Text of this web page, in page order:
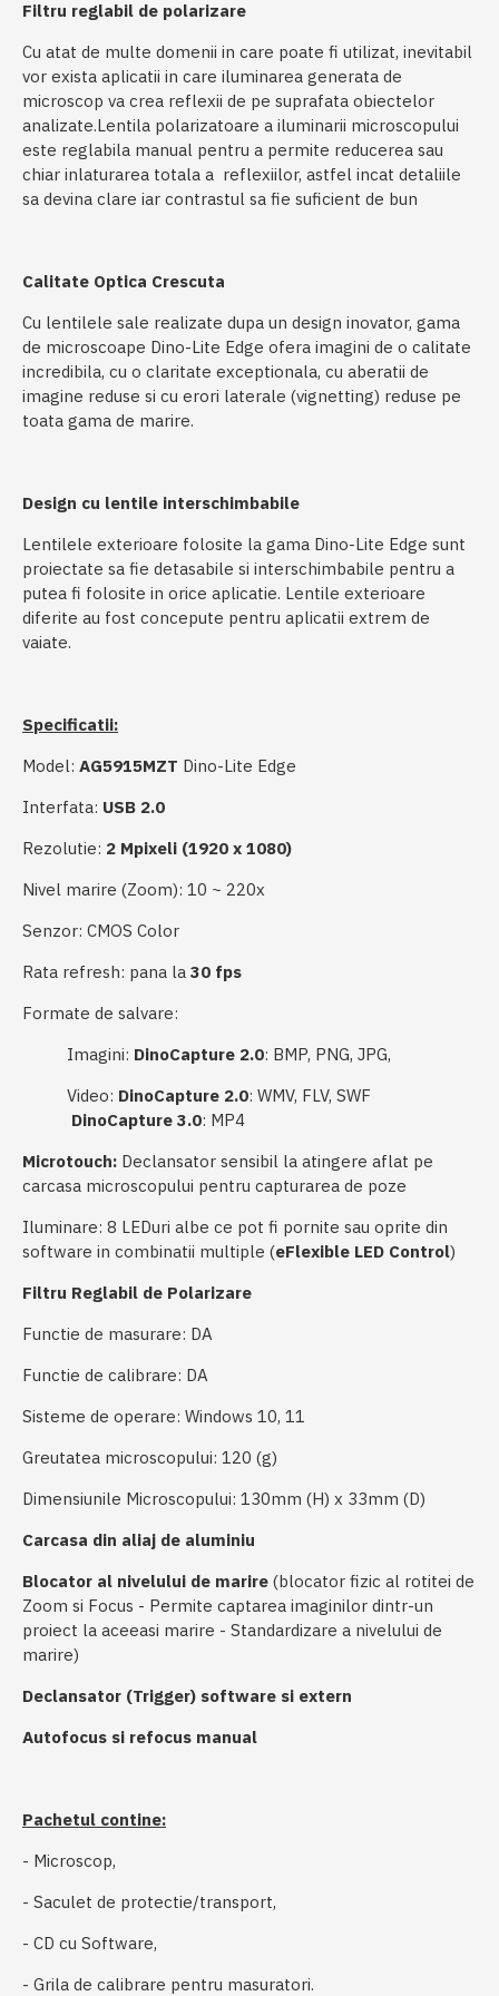
Filtru reglabil de polarizare
Cu atat de multe domenii in care poate fi utilizat, inevitabil
vor exista aplicatii in care iluminarea generata de
microscop va crea reflexii de pe suprafata obiectelor
analizate.Lentila polarizatoare a iluminarii microscopului
este reglabila manual pentru a permite reducerea sau
chiar inlaturarea totala a reflexiilor, astfel incat detaliile
sa devina clare iar contrastul sa fie suficient de bun
Calitate Optica Crescuta
Cu lentilele sale realizate dupa un design inovator, gama
de microscoape Dino-Lite Edge ofera imagini de o calitate
incredibila, cu o claritate exceptionala, cu aberatii de
imagine reduse si cu erori laterale (vignetting) reduse pe
toata gama de marire.
Design cu lentile interschimbabile
Lentilele exterioare folosite la gama Dino-Lite Edge sunt
proiectate sa fie detasabile si interschimbabile pentru a
putea fi folosite in orice aplicatie. Lentile exterioare
diferite au fost concepute pentru aplicatii extrem de
vaiate.
Specificatii:
Model: AG5915MZT Dino-Lite Edge
Interfata: USB 2.0
Rezolutie: 2 Mpixeli (1920 x 1080)
Nivel marire (Zoom): 10 ~ 220x
Senzor: CMOS Color
Rata refresh: pana la 30 fps
Formate de salvare:
Imagini: DinoCapture 2.0: BMP, PNG, JPG,
Video: DinoCapture 2.0: WMV, FLV, SWF
DinoCapture 3.0: MP4
Microtouch: Declansator sensibil la atingere aflat pe
carcasa microscopului pentru capturarea de poze
Iluminare: 8 LEDuri albe ce pot fi pornite sau oprite din
software in combinatii multiple (eFlexible LED Control)
Filtru Reglabil de Polarizare
Functie de masurare: DA
Functie de calibrare: DA
Sisteme de operare: Windows 10, 11
Greutatea microscopului: 120 (g)
Dimensiunile Microscopului: 130mm (H) x 33mm (D)
Carcasa din aliaj de aluminiu
Blocator al nivelului de marire (blocator fizic al rotitei de
Zoom si Focus - Permite captarea imaginilor dintr-un
proiect la aceeasi marire - Standardizare a nivelului de
marire)
Declansator (Trigger) software si extern
Autofocus si refocus manual
Pachetul contine:
- Microscop,
- Saculet de protectie/transport,
- CD cu Software,
- Grila de calibrare pentru masuratori.